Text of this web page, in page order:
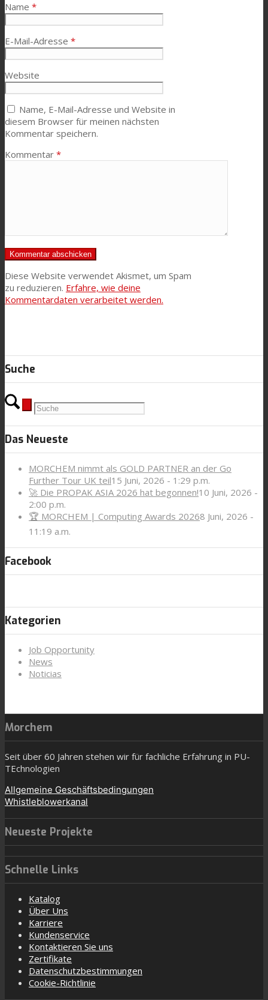
Suche
Menü Menü
Name *
E-Mail-Adresse *
Website
Name, E-Mail-Adresse und Website in
diesem Browser für meinen nächsten
Kommentar speichern.
Kommentar *
Diese Website verwendet Akismet, um Spam
zu reduzieren. Erfahre, wie deine
Kommentardaten verarbeitet werden.
Suche
Das Neueste
MORCHEM nimmt als GOLD PARTNER an der Go
Further Tour UK teil15 Juni, 2026 - 1:29 p.m.
🚀 Die PROPAK ASIA 2026 hat begonnen!10 Juni, 2026 -
2:00 p.m.
🏆 MORCHEM | Computing Awards 20268 Juni, 2026 -
11:19 a.m.
Facebook
Kategorien
Job Opportunity
News
Noticias
Morchem
Seit über 60 Jahren stehen wir für fachliche Erfahrung in PU-
TEchnologien
Allgemeine Geschäftsbedingungen
Whistleblowerkanal
Neueste Projekte
Schnelle Links
Katalog
Über Uns
Karriere
Kundenservice
Kontaktieren Sie uns
Zertifikate
Datenschutzbestimmungen
Cookie-Richtlinie